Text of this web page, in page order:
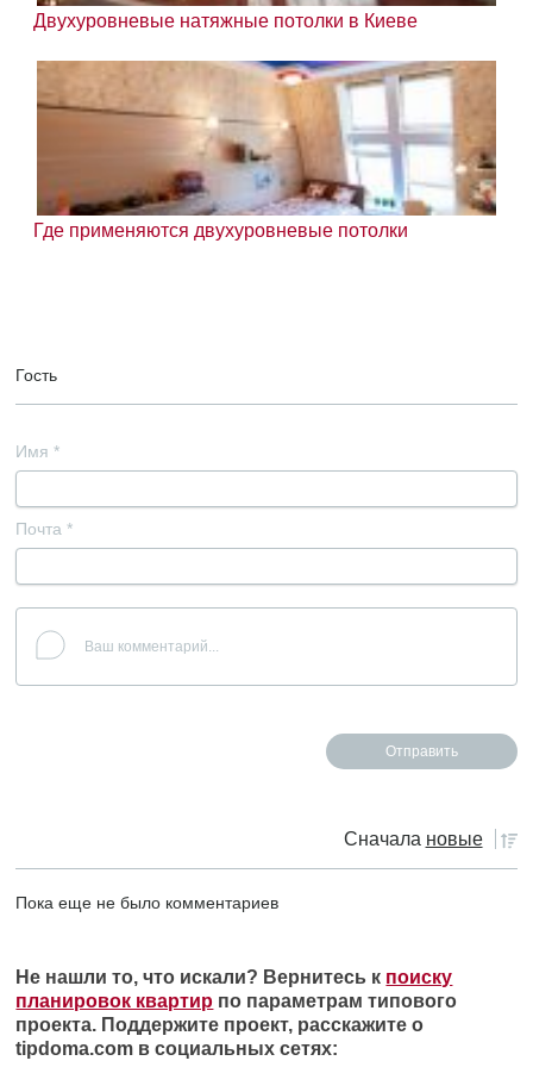
Двухуровневые натяжные потолки в Киеве
Где применяются двухуровневые потолки
Гость
Имя *
Почта *
Сначала новые
Пока еще не было комментариев
Не нашли то, что искали? Вернитесь к поиску
планировок квартир по параметрам типового
проекта. Поддержите проект, расскажите о
tipdoma.com в социальных сетях: